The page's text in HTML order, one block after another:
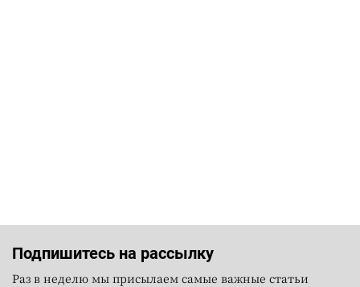
Подпишитесь на рассылку
Раз в неделю мы присылаем самые важные статьи